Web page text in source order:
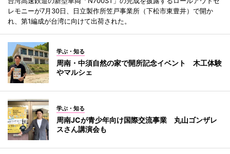
レモニーが7月30日、日立製作所笠戸事業所（下松市東豊井）で開か
れ、第1編成が台湾に向けて出荷された。
学ぶ・知る
周南・中須自然の家で開所記念イベント 木工体験
やマルシェ
学ぶ・知る
周南JCが青少年向け国際交流事業 丸山ゴンザレ
スさん講演会も